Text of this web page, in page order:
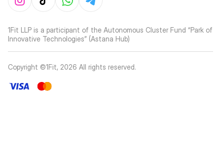
1Fit LLP is a participant of the Autonomous Cluster Fund “Park of
Innovative Technologies” (Astana Hub)
Copyright ©1Fit, 2026 All rights reserved.